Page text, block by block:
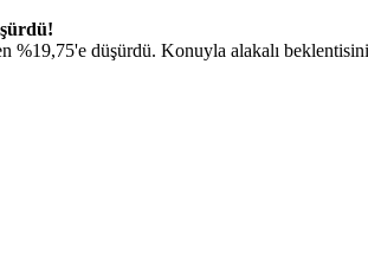
%19,75'e düşürdü. Konuyla alakalı